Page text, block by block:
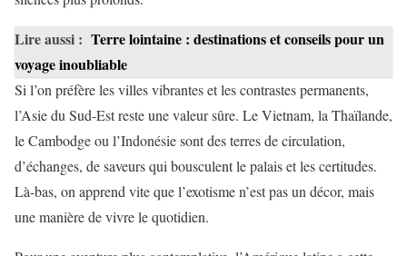
Lire aussi : Terre lointaine : destinations et conseils pour un
voyage inoubliable
Si l’on préfère les villes vibrantes et les contrastes permanents,
l’Asie du Sud-Est reste une valeur sûre. Le Vietnam, la Thaïlande,
le Cambodge ou l’Indonésie sont des terres de circulation,
d’échanges, de saveurs qui bousculent le palais et les certitudes.
Là-bas, on apprend vite que l’exotisme n’est pas un décor, mais
une manière de vivre le quotidien.